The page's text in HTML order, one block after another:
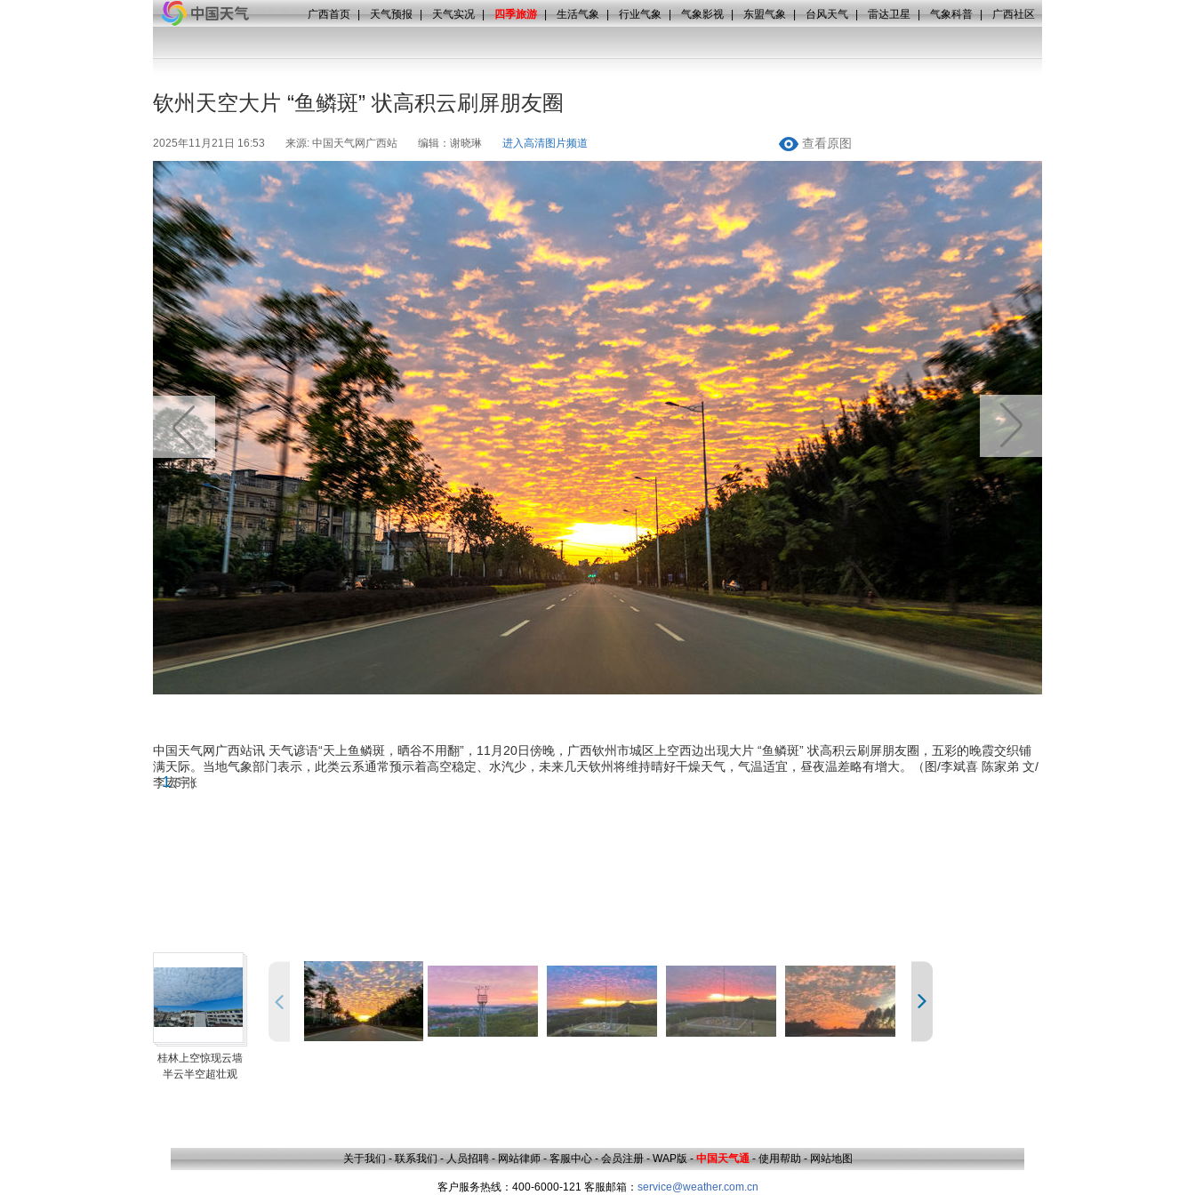
广西首页 | 天气预报 | 天气实况 | 四季旅游 | 生活气象 | 行业气象 | 气象影视 | 东盟气象 | 台风天气 | 雷达卫星 | 气象科普 | 广西社区
钦州天空大片 “鱼鳞斑” 状高积云刷屏朋友圈
2025年11月21日 16:53 来源: 中国天气网广西站 编辑：谢晓琳 进入高清图片频道 查看原图
1/6 张
中国天气网广西站讯 天气谚语“天上鱼鳞斑，晒谷不用翻”，11月20日傍晚，广西钦州市城区上空西边出现大片 “鱼鳞斑” 状高积云刷屏朋友圈，五彩的晚霞交织铺
满天际。当地气象部门表示，此类云系通常预示着高空稳定、水汽少，未来几天钦州将维持晴好干燥天气，气温适宜，昼夜温差略有增大。（图/李斌喜 陈家弟 文/
李宏宇）
桂林上空惊现云墙
半云半空超壮观
关于我们 - 联系我们 - 人员招聘 - 网站律师 - 客服中心 - 会员注册 - WAP版 - 中国天气通 - 使用帮助 - 网站地图
客户服务热线：400-6000-121 客服邮箱： service@weather.com.cn